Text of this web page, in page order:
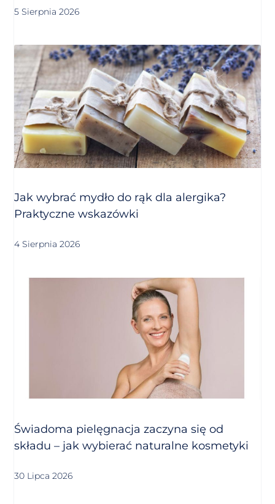
5 Sierpnia 2026
Jak wybrać mydło do rąk dla alergika?
Praktyczne wskazówki
4 Sierpnia 2026
Świadoma pielęgnacja zaczyna się od
składu – jak wybierać naturalne kosmetyki
30 Lipca 2026